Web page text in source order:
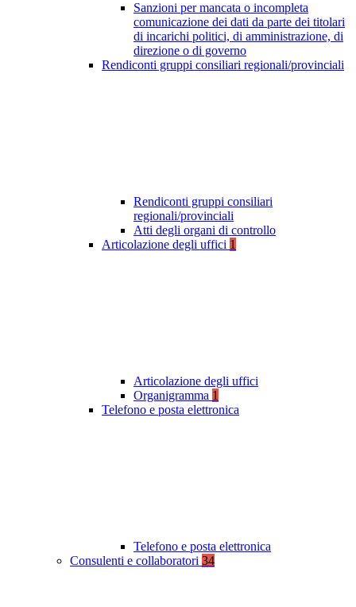
Sanzioni per mancata o incompleta
comunicazione dei dati da parte dei titolari
di incarichi politici, di amministrazione, di
direzione o di governo
Rendiconti gruppi consiliari regionali/provinciali
Rendiconti gruppi consiliari
regionali/provinciali
Atti degli organi di controllo
Articolazione degli uffici 1
Articolazione degli uffici
Organigramma 1
Telefono e posta elettronica
Telefono e posta elettronica
Consulenti e collaboratori 34